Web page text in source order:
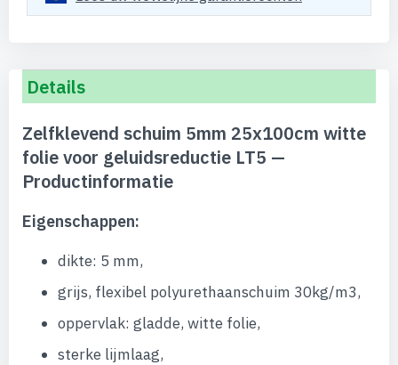
Details
Zelfklevend schuim 5mm 25x100cm witte
folie voor geluidsreductie LT5 —
Productinformatie
Eigenschappen:
dikte: 5 mm,
grijs, flexibel polyurethaanschuim 30kg/m3,
oppervlak: gladde, witte folie,
sterke lijmlaag,